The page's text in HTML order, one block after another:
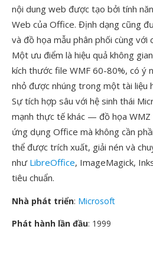
nội dung web được tạo bởi tính
Web của Office. Định dạng cũng
và đồ họa mẫu phân phối cùng với
Một ưu điểm là hiệu quả không
kích thước file WMF 60-80%, có ý
nhỏ được nhúng trong một tài liệu
Sự tích hợp sâu với hệ sinh thái
mạnh thực tế khác — đồ họa
ứng dụng Office mà không cần
thể được trích xuất, giải nén và
như LibreOffice, ImageMagick,
tiêu chuẩn.
Nhà phát triển: Microsoft
Phát hành lần đầu: 1999